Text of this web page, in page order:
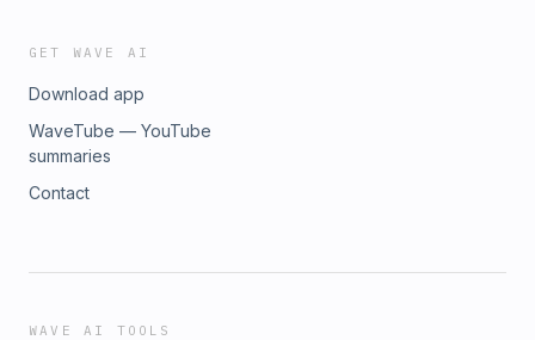
GET WAVE AI
Download app
WaveTube — YouTube
summaries
Contact
WAVE AI TOOLS